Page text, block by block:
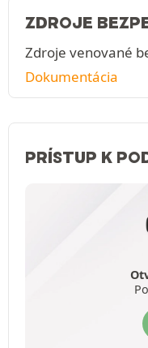
ZDROJE
Zdroje venované
Dokumentácia
PRÍSTUP K